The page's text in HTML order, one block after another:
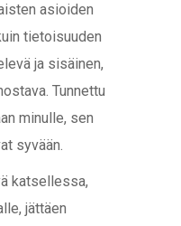
asioiden
tietoisuuden
ja sisäinen,
Tunnettu
minulle, sen
syvään.
katsellessa,
jättäen